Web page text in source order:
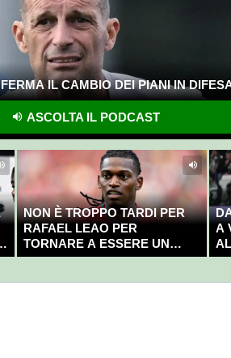
IL CAMBIO DEI PIANI IN
ASCOLTA IL PODCAST
NON È TROPPO TARDI PER
RAFAEL LEAO PER
TORNARE A ESSERE UN
CAMPIONE
A